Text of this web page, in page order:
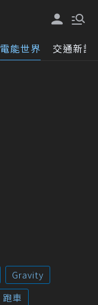
電能世界 交通新訊
Gravity
跑車